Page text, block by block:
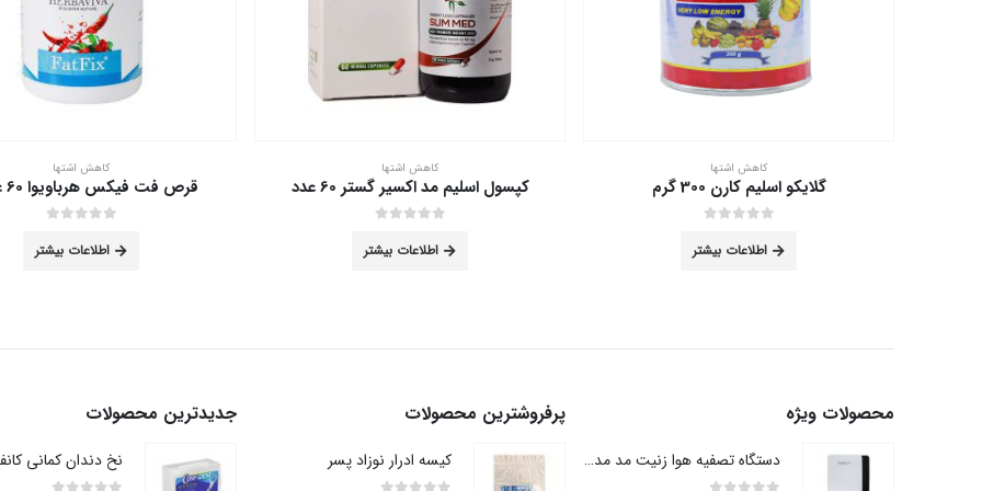
کاهش اشتها
کپسول اسلیم مد اکسیر گستر 60 عدد
اطلاعات بیشتر
کاهش اشتها
قرص فت فیکس هرباویوا 60 عددی
اطلاعات بیشتر
کاهش اشتها , کاهش جذب
قرص لاغری فلوردو سینا فرآور 60 عددی
اطلاعات بیشتر
محصولات ویژه
دستگاه تصفیه هوا زنیت مد مدل AP100
پرفروشترین محصولات
کیسه ادرار نوزاد پسر
جدیدترین محصولات